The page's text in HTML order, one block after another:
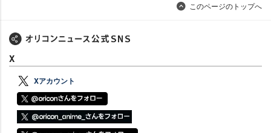
このページのトップへ
X
Xアカウント